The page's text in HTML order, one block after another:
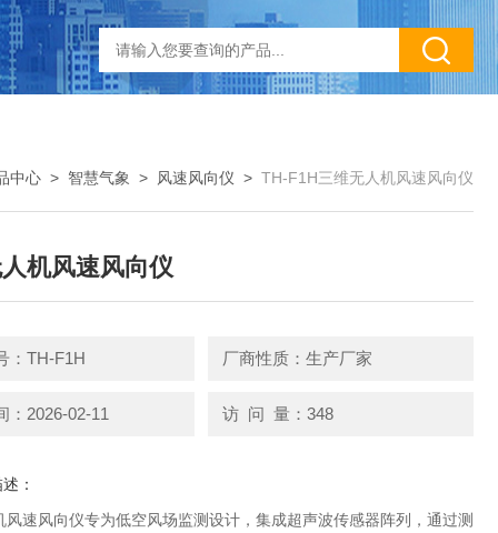
中心 > 智慧气象 > 风速风向仪 > TH-F1H三维无人机风速风向仪
机风速风向仪
：TH-F1H 厂商性质：生产厂家
：2026-02-11 访 问 量：348
：
风速风向仪专为低空风场监测设计，集成超声波传感器阵列，通过测